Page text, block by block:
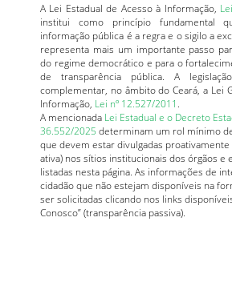
A Lei Estadual de Acesso à Informação,
institui como princípio fundamental
informação pública é a regra e o sigilo a
representa mais um importante passo
do regime democrático e para o
de transparência pública. A
complementar, no âmbito do Ceará, a Lei
Informação, Lei nº 12.527/2011
A mencionada Lei Estadual e o Decreto
36.552/2025 determinam um rol mínimo
que devem estar divulgadas
ativa) nos sítios institucionais dos órgãos e
listadas nesta página. As informações de
cidadão que não estejam disponíveis na
ser solicitadas clicando nos links
Conosco” (transparência passiva).